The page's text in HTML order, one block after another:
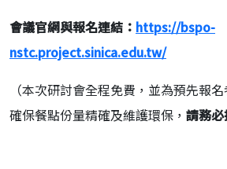
會議官網與報名連結： https://bspo-
nstc.project.sinica.edu.tw/
（本次研討會全程免費，並為預先報名
確保餐點份量精確及維護環保， 請務